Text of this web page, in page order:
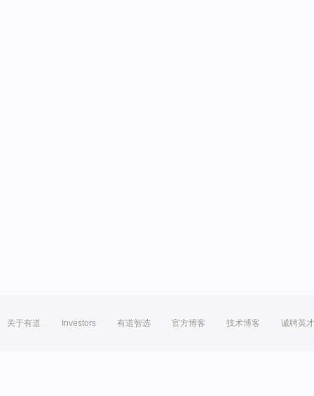
关于有道 Investors 有道智选 官方博客 技术博客 诚聘英才